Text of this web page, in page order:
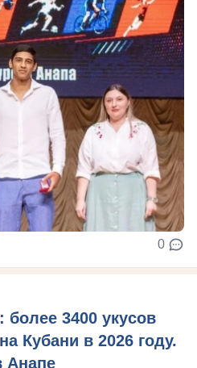
0
3400 укусов
Кубани в 2026 году.
Анапе